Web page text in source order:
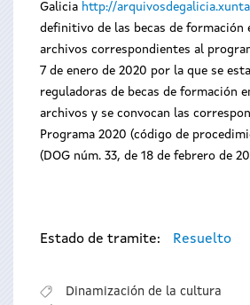
Galicia http://
definitivo de las becas de formación
archivos correspondientes al
7 de enero de 2020 por la que se
reguladoras de becas de formación
archivos y se convocan las
Programa 2020 (código de
(DOG núm. 33, de 18 de febrero de
Estado de tramite: Resuelto
Dinamización de la cultura